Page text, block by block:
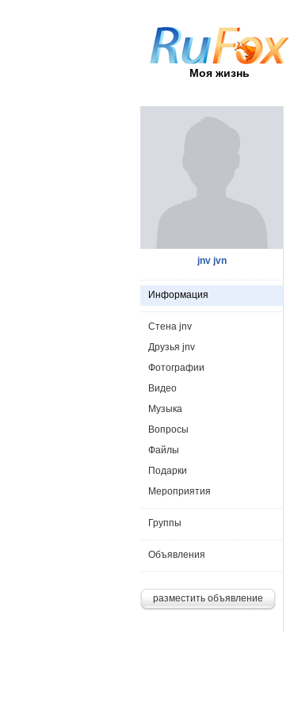
Моя жизнь
jnv jvn
Информация
Стена jnv
Друзья jnv
Фотографии
Видео
Музыка
Вопросы
Файлы
Подарки
Мероприятия
Группы
Объявления
разместить объявление